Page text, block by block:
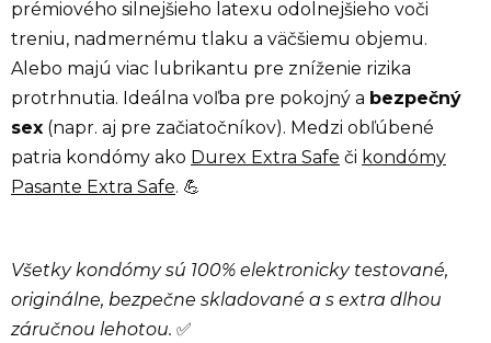
prémiového silnejšieho latexu odolnejšieho voči
treniu, nadmernému tlaku a väčšiemu objemu.
Alebo majú viac lubrikantu pre zníženie rizika
protrhnutia. Ideálna voľba pre pokojný a bezpečný
sex (napr. aj pre začiatočníkov). Medzi obľúbené
patria kondómy ako Durex Extra Safe či kondómy
Pasante Extra Safe. 💪
Všetky kondómy sú 100% elektronicky testované,
originálne, bezpečne skladované a s extra dlhou
záručnou lehotou. ✅